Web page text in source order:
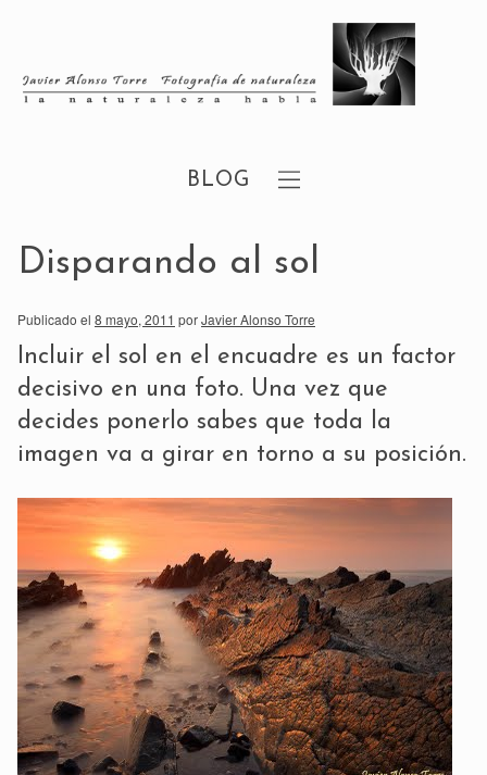
BLOG
Disparando al sol
Publicado el 8 mayo, 2011 porJavier Alonso Torre
Incluir el sol en el encuadre es un factor
decisivo en una foto. Una vez que
decides ponerlo sabes que toda la
imagen va a girar en torno a su posición.